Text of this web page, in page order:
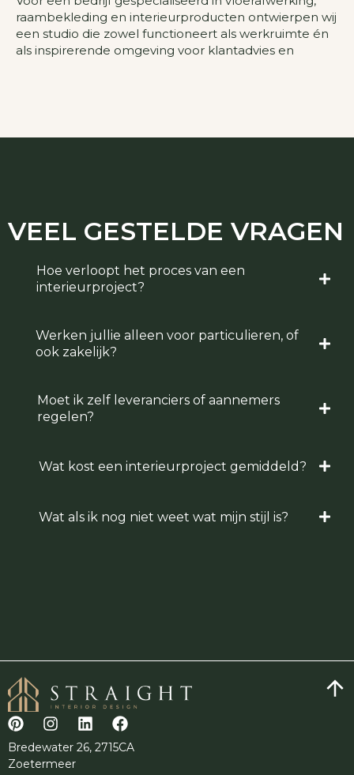
raambekleding en interieurproducten ontwierpen wij
een studio die zowel functioneert als werkruimte én
als inspirerende omgeving voor klantadvies en
VEEL GESTELDE VRAGEN
Hoe verloopt het proces van een
interieurproject?
Werken jullie alleen voor particulieren, of
ook zakelijk?
Moet ik zelf leveranciers of aannemers
regelen?
Wat kost een interieurproject gemiddeld?
Wat als ik nog niet weet wat mijn stijl is?
Bredewater 26, 2715CA
Zoetermeer